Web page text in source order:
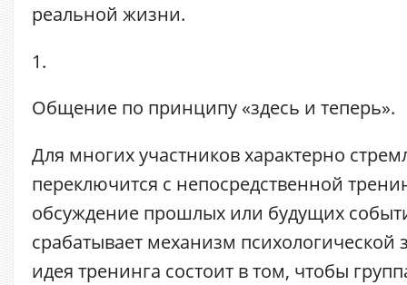
реальной жизни.
1.
Общение по принципу «здесь и теперь».
Для многих участников характерно
переключится с непосредственной
обсуждение прошлых или будущих
срабатывает механизм
идея тренинга состоит в том, чтобы